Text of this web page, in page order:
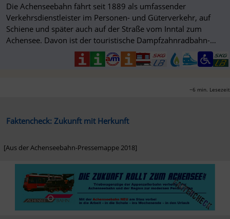
Die Achenseebahn fährt seit 1889 als umfassender
Verkehrsdienstleister im Personen- und Güterverkehr, auf
Schiene und später auch auf der Straße vom Inntal zum
Achensee. Davon ist der touristische Dampfzahnradbahn-
Betrieb übriggeblieben.
~6 min. Lesezeit
Faktencheck: Zukunft mit Herkunft